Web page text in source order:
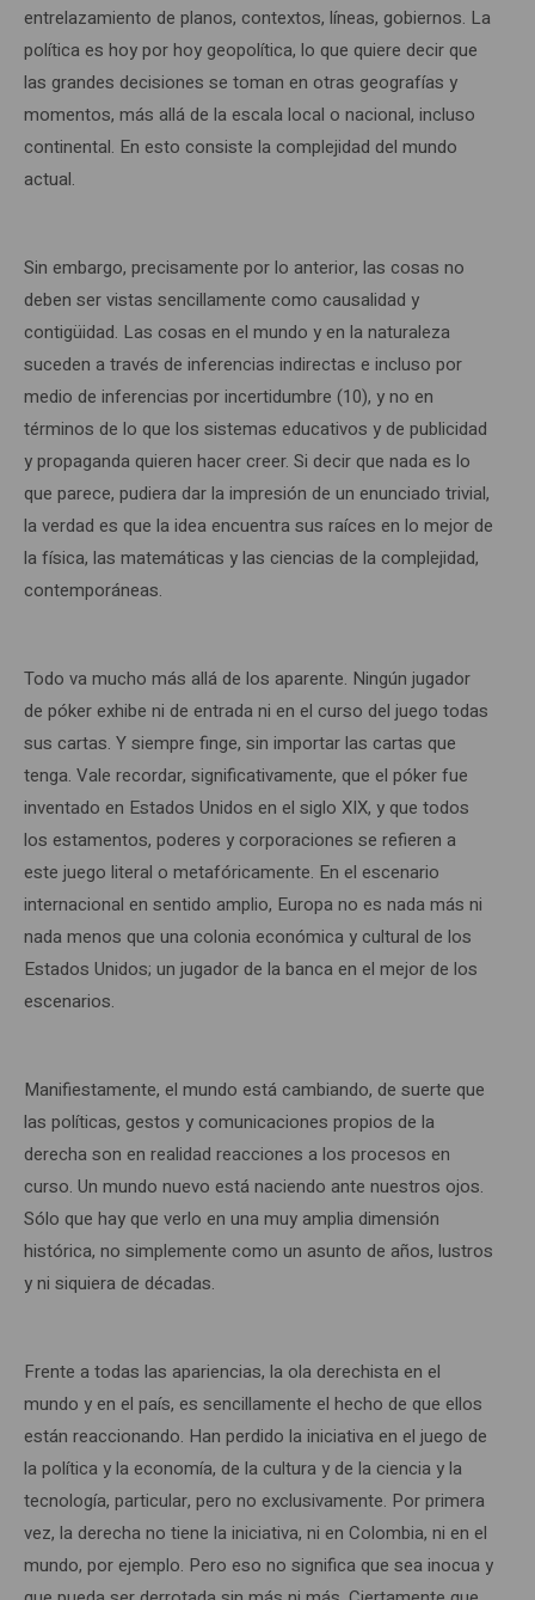
entrelazamiento de planos, contextos, líneas, gobiernos. La
política es hoy por hoy geopolítica, lo que quiere decir que
las grandes decisiones se toman en otras geografías y
momentos, más allá de la escala local o nacional, incluso
continental. En esto consiste la complejidad del mundo
actual.
Sin embargo, precisamente por lo anterior, las cosas no
deben ser vistas sencillamente como causalidad y
contigüidad. Las cosas en el mundo y en la naturaleza
suceden a través de inferencias indirectas e incluso por
medio de inferencias por incertidumbre (10), y no en
términos de lo que los sistemas educativos y de publicidad
y propaganda quieren hacer creer. Si decir que nada es lo
que parece, pudiera dar la impresión de un enunciado trivial,
la verdad es que la idea encuentra sus raíces en lo mejor de
la física, las matemáticas y las ciencias de la complejidad,
contemporáneas.
Todo va mucho más allá de los aparente. Ningún jugador
de póker exhibe ni de entrada ni en el curso del juego todas
sus cartas. Y siempre finge, sin importar las cartas que
tenga. Vale recordar, significativamente, que el póker fue
inventado en Estados Unidos en el siglo XIX, y que todos
los estamentos, poderes y corporaciones se refieren a
este juego literal o metafóricamente. En el escenario
internacional en sentido amplio, Europa no es nada más ni
nada menos que una colonia económica y cultural de los
Estados Unidos; un jugador de la banca en el mejor de los
escenarios.
Manifiestamente, el mundo está cambiando, de suerte que
las políticas, gestos y comunicaciones propios de la
derecha son en realidad reacciones a los procesos en
curso. Un mundo nuevo está naciendo ante nuestros ojos.
Sólo que hay que verlo en una muy amplia dimensión
histórica, no simplemente como un asunto de años, lustros
y ni siquiera de décadas.
Frente a todas las apariencias, la ola derechista en el
mundo y en el país, es sencillamente el hecho de que ellos
están reaccionando. Han perdido la iniciativa en el juego de
la política y la economía, de la cultura y de la ciencia y la
tecnología, particular, pero no exclusivamente. Por primera
vez, la derecha no tiene la iniciativa, ni en Colombia, ni en el
mundo, por ejemplo. Pero eso no significa que sea inocua y